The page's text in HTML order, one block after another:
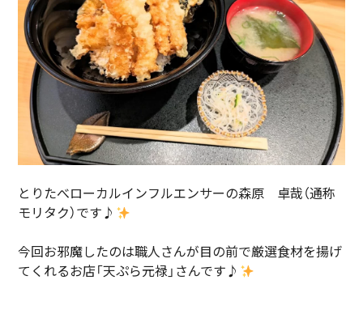
とりたべローカルインフルエンサーの森原 卓哉（通称
モリタク）です♪
今回お邪魔したのは職人さんが目の前で厳選食材を揚げ
てくれるお店「天ぷら元禄」さんです♪